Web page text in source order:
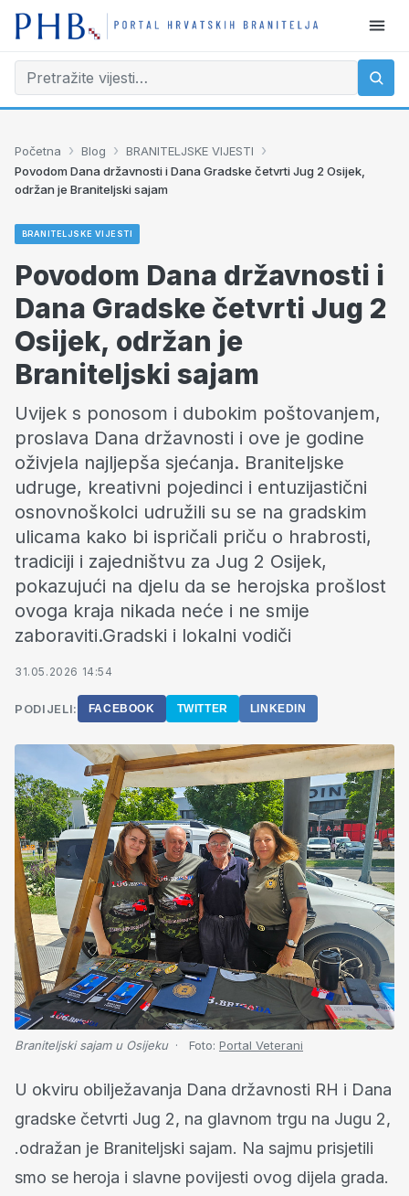
Početna › Blog › BRANITELJSKE VIJESTI ›
Povodom Dana državnosti i Dana Gradske četvrti Jug 2 Osijek,
održan je Braniteljski sajam
BRANITELJSKE VIJESTI
Povodom Dana državnosti i
Dana Gradske četvrti Jug 2
Osijek, održan je
Braniteljski sajam
Uvijek s ponosom i dubokim poštovanjem,
proslava Dana državnosti i ove je godine
oživjela najljepša sjećanja. Braniteljske
udruge, kreativni pojedinci i entuzijastični
osnovnoškolci udružili su se na gradskim
ulicama kako bi ispričali priču o hrabrosti,
tradiciji i zajedništvu za Jug 2 Osijek,
pokazujući na djelu da se herojska prošlost
ovoga kraja nikada neće i ne smije
zaboraviti.Gradski i lokalni vodiči
31.05.2026 14:54
PODIJELI: FACEBOOK TWITTER LINKEDIN
Braniteljski sajam u Osijeku Foto: Portal Veterani
U okviru obilježavanja Dana državnosti RH i Dana
gradske četvrti Jug 2, na glavnom trgu na Jugu 2,
.odražan je Braniteljski sajam. Na sajmu prisjetili
smo se heroja i slavne povijesti ovog dijela grada.